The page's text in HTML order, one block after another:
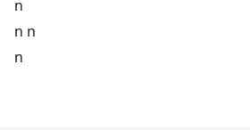
n
n n
n